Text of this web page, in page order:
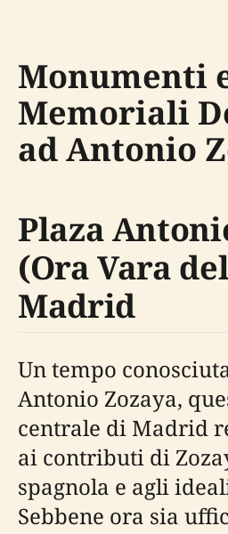
Monumenti
Memoriali
ad Antonio
Plaza
(Ora Vara
Madrid
Un tempo
Antonio Zozaya,
centrale di Madrid
ai contributi di
spagnola e agli
Sebbene ora sia